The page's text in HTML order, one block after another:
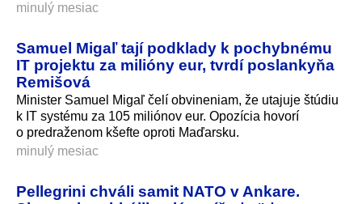
minulý mesiac
Samuel Migaľ tají podklady k pochybnému
IT projektu za milióny eur, tvrdí poslankyňa
Remišová
Minister Samuel Migaľ čelí obvineniam, že utajuje štúdiu
k IT systému za 105 miliónov eur. Opozícia hovorí
o predraženom kšefte oproti Maďarsku.
minulý mesiac
Pellegrini chváli samit NATO v Ankare.